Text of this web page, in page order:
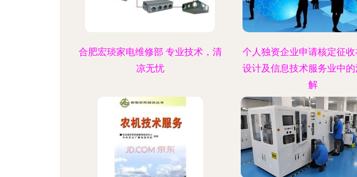
合肥宏琰家电维修部 专业技术，清
凉无忧
个人独资企业申请核定征
设计及信息技术服务业中
解